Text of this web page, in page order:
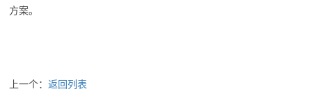
方案。
上一个：返回列表